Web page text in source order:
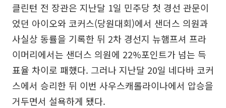
클린턴 전 장관은 지난달 1일 민주당 첫 경선 관문이
었던 아이오와 코커스(당원대회)에서 샌더스 의원과
사실상 동률을 기록한 뒤 2차 경선지 뉴햄프셔 프라
이머리에서는 샌더스 의원에 22%포인트가 넘는 득
표율 차이로 패했다. 그러나 지난달 20일 네다바 코커
스에서 승리한 뒤 이번 사우스캐롤라이나에서 압승을
거두면서 설욕하게 됐다.